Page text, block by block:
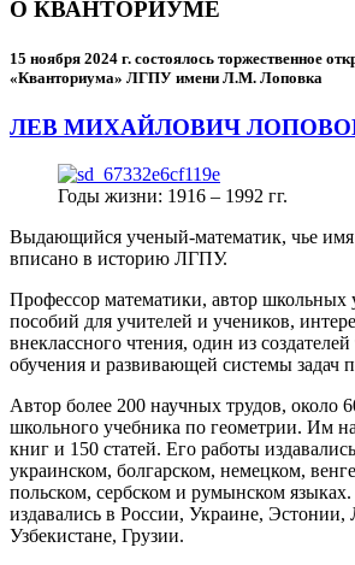
О КВАНТОРИУМЕ
15 ноября 2024 г. состоялось торжественное
«Кванториума» ЛГПУ имени Л.М. Лоповка
ЛЕВ МИХАЙЛОВИЧ
Годы жизни: 1916 – 1992 гг.
Выдающийся ученый-математик, чье
вписано в историю ЛГПУ.
Профессор математики, автор школьных
пособий для учителей и учеников,
внеклассного чтения, один из
обучения и развивающей системы задач
Автор более 200 научных трудов, около
школьного учебника по геометрии. Им
книг и 150 статей. Его работы
украинском, болгарском, немецком,
польском, сербском и румынском
издавались в России, Украине, Эстонии,
Узбекистане, Грузии.